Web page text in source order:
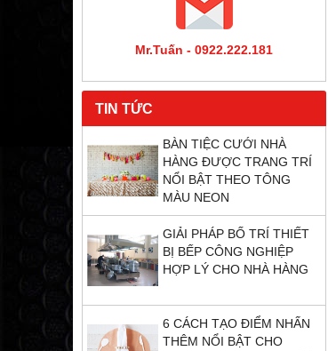
Mr.Tuấn - 0922.222.181
TIN TỨC
BÀN TIỆC CƯỚI NHÀ
HÀNG ĐƯỢC TRANG TRÍ
NỔI BẬT THEO TÔNG
MÀU NEON
GIẢI PHÁP BỐ TRÍ THIẾT
BỊ BẾP CÔNG NGHIỆP
HỢP LÝ CHO NHÀ HÀNG
6 CÁCH TẠO ĐIỂM NHẤN
THÊM NỔI BẬT CHO